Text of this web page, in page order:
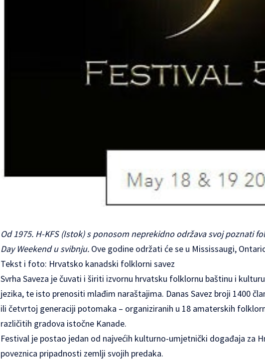
Od 1975. H-KFS (Istok) s ponosom neprekidno održava svoj poznati
Day Weekend u svibnju. Ove godine održati će se u Mississaugi,
Tekst i foto: Hrvatsko kanadski folklorni savez
Svrha Saveza je čuvati i širiti izvornu hrvatsku folklornu baštinu i
jezika, te isto prenositi mlađim naraštajima. Danas Savez broji 1400
ili četvrtoj generaciji potomaka – organiziranih u 18 amaterskih
različitih gradova istočne Kanade.
Festival je postao jedan od najvećih kulturno-umjetnički događaja za
poveznica pripadnosti zemlji svojih predaka.